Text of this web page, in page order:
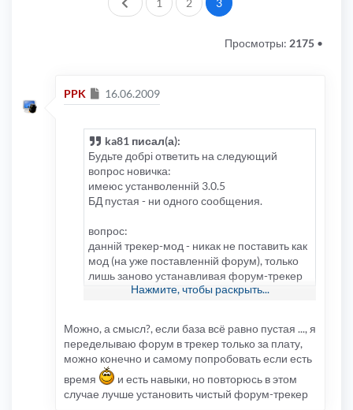
1 2 3
Просмотры: 2175 •
PPK Сообщение
16.06.2009
ka81 писал(а):
Будьте добрі ответить на следующий
вопрос новичка:
имеюс устанволенній 3.0.5
БД пустая - ни одного сообщения.
вопрос:
данній трекер-мод - никак не поставить как
мод (на уже поставленній форум), только
лишь заново устанавливая форум-трекер
Нажмите, чтобы раскрыть...
Можно, а смысл?, если база всё равно пустая ..., я
переделываю форум в трекер только за плату,
можно конечно и самому попробовать если есть
время
и есть навыки, но повторюсь в этом
случае лучше установить чистый форум-трекер